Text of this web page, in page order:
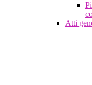
Atti